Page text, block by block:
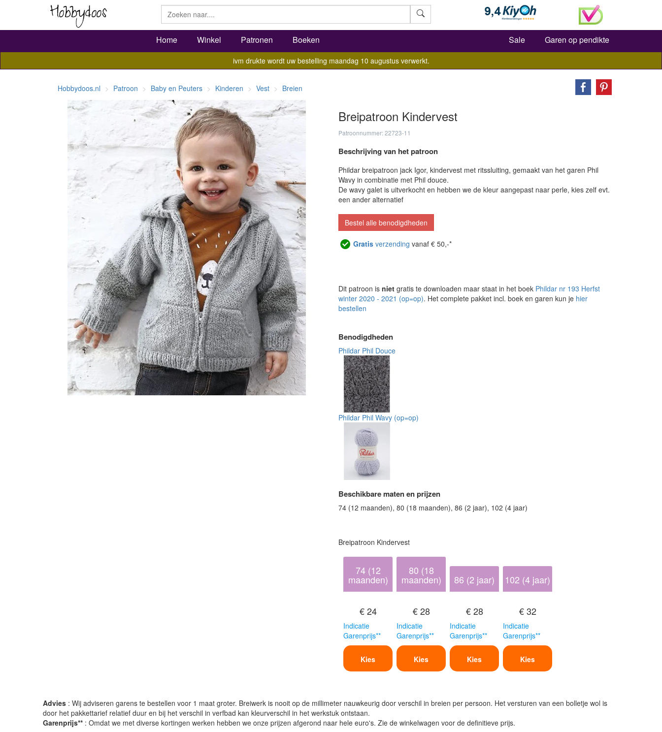
Zoeken
Home Winkel Patronen Boeken Sale Garen op pendikte
ivm drukte wordt uw bestelling maandag 10 augustus verwerkt.
Hobbydoos.nl Patroon Baby en Peuters Kinderen Vest Breien
Breipatroon Kindervest
Patroonnummer: 22723-11
Beschrijving van het patroon
Phildar breipatroon jack Igor, kindervest met ritssluiting, gemaakt van het garen Phil
Wavy in combinatie met Phil douce.
De wavy galet is uitverkocht en hebben we de kleur aangepast naar perle, kies zelf evt.
een ander alternatief
Bestel alle benodigdheden
Gratis verzending vanaf € 50,-*
Dit patroon is niet gratis te downloaden maar staat in het boek Phildar nr 193 Herfst
winter 2020 - 2021 (op=op). Het complete pakket incl. boek en garen kun je hier
bestellen
Benodigdheden
Phildar Phil Douce
Phildar Phil Wavy (op=op)
Beschikbare maten en prijzen
74 (12 maanden), 80 (18 maanden), 86 (2 jaar), 102 (4 jaar)
Breipatroon Kindervest
74 (12
maanden)
€ 24
Indicatie
Garenprijs**
Kies
80 (18
maanden)
€ 28
Indicatie
Garenprijs**
Kies
86 (2 jaar)
€ 28
Indicatie
Garenprijs**
Kies
102 (4 jaar)
€ 32
Indicatie
Garenprijs**
Kies
Advies : Wij adviseren garens te bestellen voor 1 maat groter. Breiwerk is nooit op de millimeter nauwkeurig door verschil in breien per persoon. Het versturen van een bolletje wol is
door het pakkettarief relatief duur en bij het verschil in verfbad kan kleurverschil in het werkstuk ontstaan.
Garenprijs** : Omdat we met diverse kortingen werken hebben we onze prijzen afgerond naar hele euro's. Zie de winkelwagen voor de definitieve prijs.